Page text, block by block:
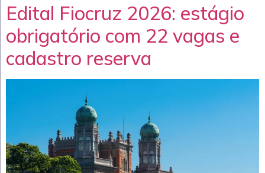
Edital Fiocruz 2026: estágio
obrigatório com 22 vagas e
cadastro reserva